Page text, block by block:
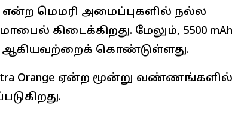
GB என்ற மெமரி அமைப்புகளில் நல்ல
கிடைக்கிறது. மேலும், 5500 mAh
ஆகியவற்றைக் கொண்டுள்ளது.
Ultra Orange ஏன்ற மூன்று வண்ணங்களில்